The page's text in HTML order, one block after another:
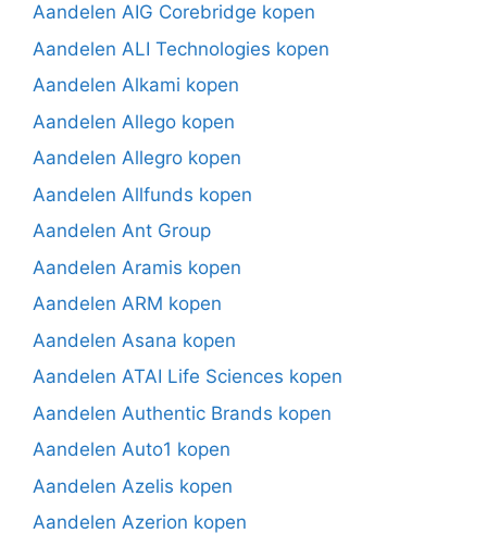
Aandelen AIG Corebridge kopen
Aandelen ALI Technologies kopen
Aandelen Alkami kopen
Aandelen Allego kopen
Aandelen Allegro kopen
Aandelen Allfunds kopen
Aandelen Ant Group
Aandelen Aramis kopen
Aandelen ARM kopen
Aandelen Asana kopen
Aandelen ATAI Life Sciences kopen
Aandelen Authentic Brands kopen
Aandelen Auto1 kopen
Aandelen Azelis kopen
Aandelen Azerion kopen